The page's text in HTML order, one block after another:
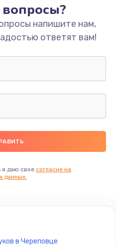
вопросы?
напишите нам,
ответят вам!
я даю свое согласие на
данных.
в Череповце